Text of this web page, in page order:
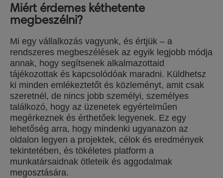
Miért érdemes kéthetente
megbeszélni?
Mi egy vállalkozás vagyunk, és értjük – a
rendszeres megbeszélések az egyik legjobb módja
annak, hogy segítsenek alkalmazottaid
tájékozottak és kapcsolódóak maradni. Küldhetsz
ki minden emlékeztetőt és közleményt, amit csak
szeretnél, de nincs jobb személyi, személyes
találkozó, hogy az üzenetek egyértelműen
megérkeznek és érthetőek legyenek. Ez egy
lehetőség arra, hogy mindenki ugyanazon az
oldalon legyen a projektek, célok és eredmények
tekintetében, és tökéletes platform a
munkatársaidnak ötleteik és aggodalmak
megosztására.